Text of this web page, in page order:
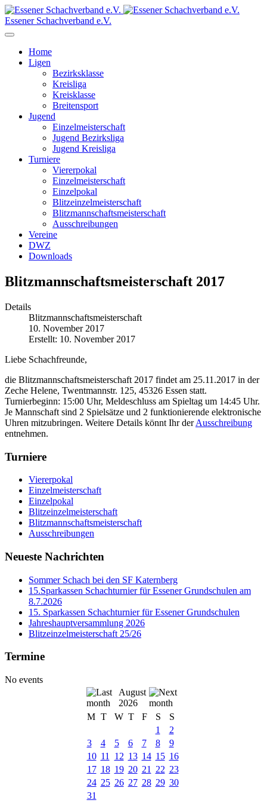
Essener Schachverband e.V.
Home
Ligen
Bezirksklasse
Kreisliga
Kreisklasse
Breitensport
Jugend
Einzelmeisterschaft
Jugend Bezirksliga
Jugend Kreisliga
Turniere
Viererpokal
Einzelmeisterschaft
Einzelpokal
Blitzeinzelmeisterschaft
Blitzmannschaftsmeisterschaft
Ausschreibungen
Vereine
DWZ
Downloads
Blitzmannschaftsmeisterschaft 2017
Details
Blitzmannschaftsmeisterschaft
10. November 2017
Erstellt: 10. November 2017
Liebe Schachfreunde,
die Blitzmannschaftsmeisterschaft 2017 findet am 25.11.2017 in der
Zeche Helene, Twentmannstr. 125, 45326 Essen statt.
Turnierbeginn: 15:00 Uhr, Meldeschluss am Spieltag um 14:45 Uhr.
Je Mannschaft sind 2 Spielsätze und 2 funktionierende elektronische
Uhren mitzubringen. Weitere Details könnt Ihr derAusschreibung
entnehmen.
Turniere
Viererpokal
Einzelmeisterschaft
Einzelpokal
Blitzeinzelmeisterschaft
Blitzmannschaftsmeisterschaft
Ausschreibungen
Neueste Nachrichten
Sommer Schach bei den SF Katernberg
15.Sparkassen Schachturnier für Essener Grundschulen am
8.7.2026
15. Sparkassen Schachturnier für Essener Grundschulen
Jahreshauptversammlung 2026
Blitzeinzelmeisterschaft 25/26
Termine
No events
August
2026
M T W T F S
S
1
2
3
4 5 6 7 8
9
10 11 12 13 14 15 16
17 18 19 20 21 22 23
24 25 26 27 28 29 30
31